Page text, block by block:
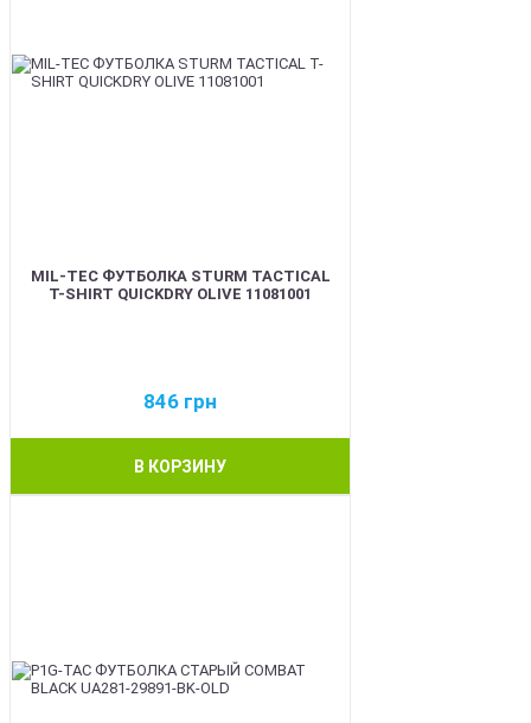
MIL-TEC ФУТБОЛКА STURM TACTICAL
T-SHIRT QUICKDRY OLIVE 11081001
846 грн
В КОРЗИНУ